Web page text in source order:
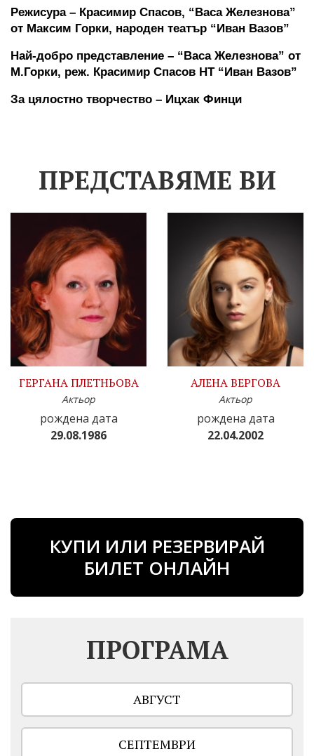
Режисура – Красимир Спасов, “Васа Железнова”
от Максим Горки, народен театър “Иван Вазов”
Най-добро представление – “Васа Железнова” от
М.Горки, реж. Красимир Спасов НТ “Иван Вазов”
За цялостно творчество – Ицхак Финци
ПРЕДСТАВЯМЕ ВИ
ГЕРГАНА ПЛЕТНЬОВА
Актьор
рождена дата
29.08.1986
АЛЕНА ВЕРГОВА
Актьор
рождена дата
22.04.2002
КУПИ ИЛИ РЕЗЕРВИРАЙ
БИЛЕТ ОНЛАЙН
ПРОГРАМА
АВГУСТ
СЕПТЕМВРИ